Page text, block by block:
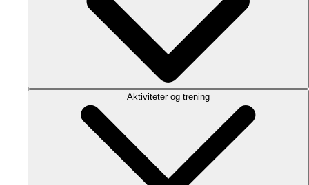
Aktiviteter og trening